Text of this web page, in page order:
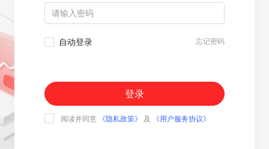
自动登录 忘记密码
登录
阅读并同意 《隐私政策》 及 《用户服务协议》